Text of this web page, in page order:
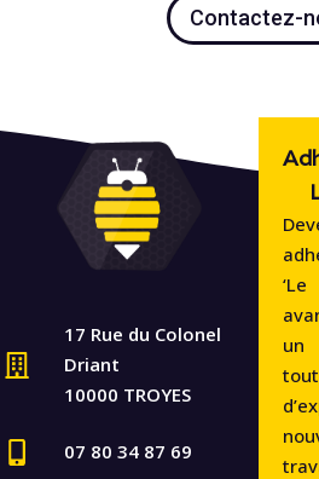
Contactez-
17 Rue du Colonel
Driant
10000 TROYES
07 80 34 87 69
un